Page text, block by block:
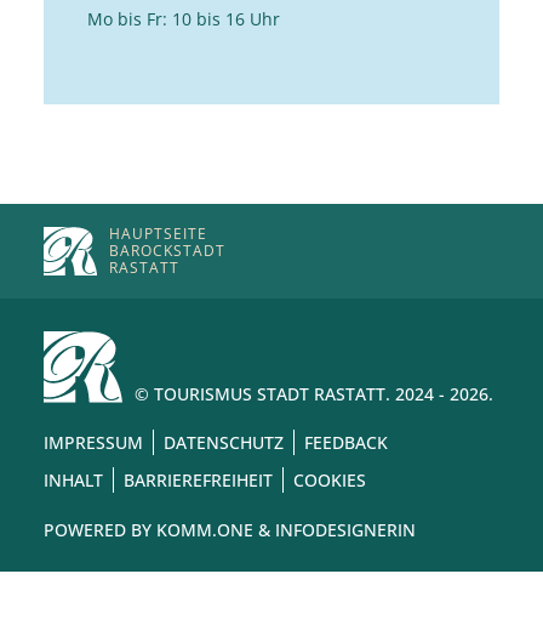
Mo bis Fr: 10 bis 16 Uhr
HAUPTSEITE
BAROCKSTADT
RASTATT
© TOURISMUS STADT RASTATT. 2024 - 2026.
IMPRESSUM DATENSCHUTZ
FEEDBACK
INHALT
BARRIEREFREIHEIT COOKIES
POWERED BY KOMM.ONE & INFODESIGNERIN